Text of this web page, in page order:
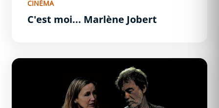
CINÉMA
C'est moi... Marlène Jobert
Marchal par Marchal, portrait intime